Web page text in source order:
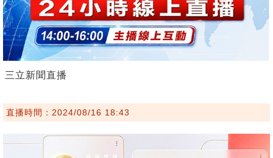
三立新聞直播
直播時間：2024/08/16 18:43